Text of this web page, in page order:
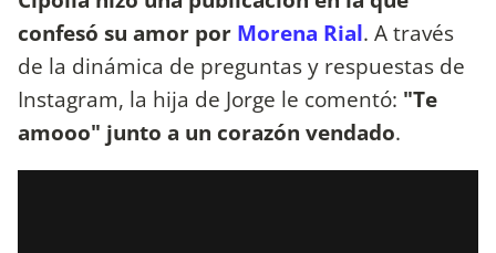
confesó su amor por Morena Rial. A través
de la dinámica de preguntas y respuestas de
Instagram, la hija de Jorge le comentó: "Te
amooo" junto a un corazón vendado.